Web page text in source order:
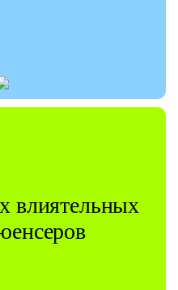
влиятельных